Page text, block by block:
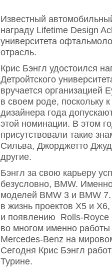
Известный
награду Lifetime Design
университета
отрасль.
Крис Бэнгл удостоился
Детройтского
вручается организацией
в своем роде, поскольку
дизайнера года
этой номинации. В этом
присутствовали такие
Сильва, Джорджетто
другие.
Бэнгл за свою карьеру
безусловно, BMW.
моделей BMW 3 и BMW
в жизнь проектов X5 и
и появлению Rolls-Royce
во многом именно
Mercedes-Benz на
Сегодня Крис Бэнгл
Турине.